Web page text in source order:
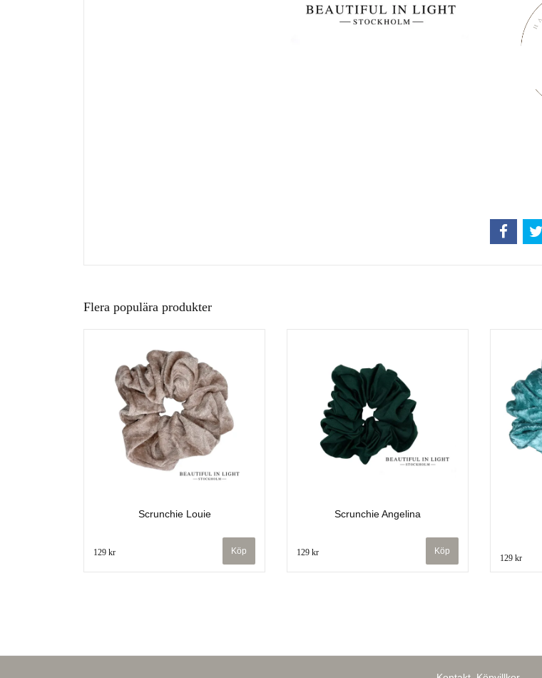
Flera populära produkter
Scrunchie Louie
129 kr
Scrunchie Angelina
129 kr
129 kr